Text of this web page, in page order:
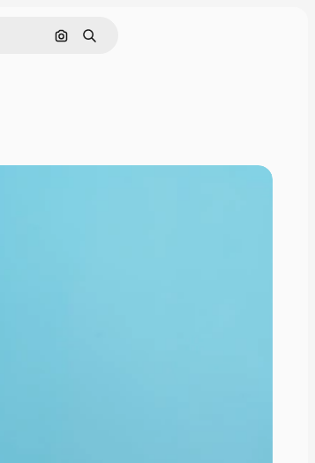
Поиск по изображению
Поиск